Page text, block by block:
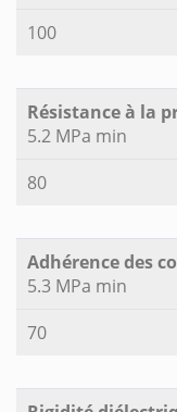
100
Résistance à la
5.2 MPa min
80
Adhérence des
5.3 MPa min
70